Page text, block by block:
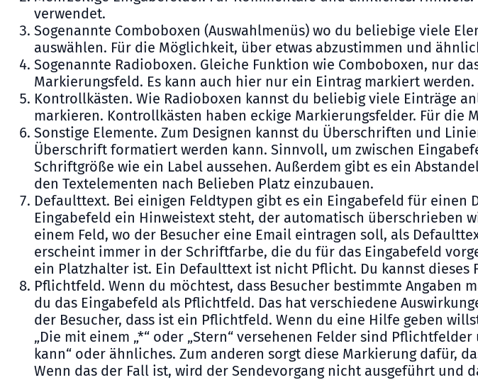
verwendet.
Sogenannte Comboboxen (Auswahlmenüs) wo du beliebige viele
auswählen. Für die Möglichkeit, über etwas abzustimmen und
Sogenannte Radioboxen. Gleiche Funktion wie Comboboxen, nur
Markierungsfeld. Es kann auch hier nur ein Eintrag markiert
Kontrollkästen. Wie Radioboxen kannst du beliebig viele Einträge
markieren. Kontrollkästen haben eckige Markierungsfelder. Für die
Sonstige Elemente. Zum Designen kannst du Überschriften und
Überschrift formatiert werden kann. Sinnvoll, um zwischen
Schriftgröße wie ein Label aussehen. Außerdem gibt es ein
den Textelementen nach Belieben Platz einzubauen.
Defaulttext. Bei einigen Feldtypen gibt es ein Eingabefeld für
Eingabefeld ein Hinweistext steht, der automatisch überschrieben
einem Feld, wo der Besucher eine Email eintragen soll, als
erscheint immer in der Schriftfarbe, die du für das Eingabefeld
ein Platzhalter ist. Ein Defaulttext ist nicht Pflicht. Du kannst dieses
Pflichtfeld. Wenn du möchtest, dass Besucher bestimmte Angaben
du das Eingabefeld als Pflichtfeld. Das hat verschiedene
der Besucher, dass ist ein Pflichtfeld. Wenn du eine Hilfe geben
„Die mit einem „*“ oder „Stern“ versehenen Felder sind
kann“ oder ähnliches. Zum anderen sorgt diese Markierung dafür,
Wenn das der Fall ist, wird der Sendevorgang nicht ausgeführt